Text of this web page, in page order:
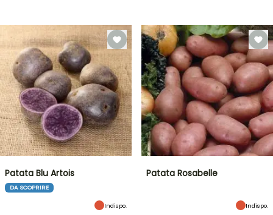
Patata Blu Artois
DA SCOPRIRE
Indispo.
Patata Rosabelle
Indispo.